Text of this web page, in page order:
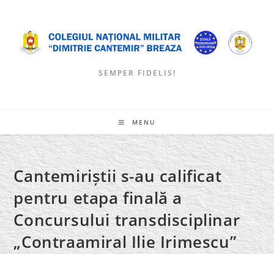
content
SEMPER FIDELIS!
MENU
Cantemiriștii s-au calificat
pentru etapa finală a
Concursului transdisciplinar
„Contraamiral Ilie Irimescu”